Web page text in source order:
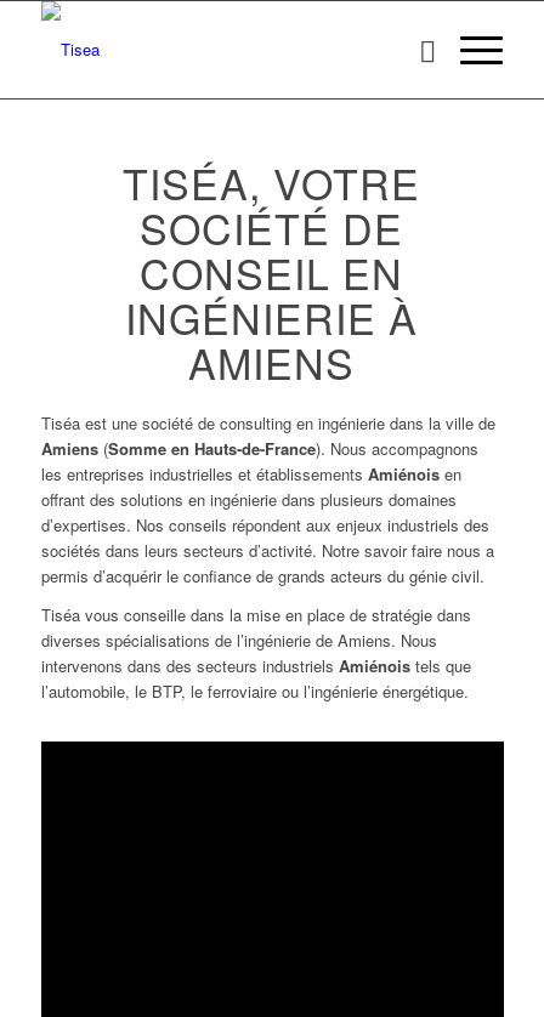
TISÉA, VOTRE
SOCIÉTÉ DE
CONSEIL EN
INGÉNIERIE À
AMIENS
Tiséa est une société de consulting en ingénierie dans la ville de
Amiens(Somme en Hauts-de-France). Nous accompagnons
les entreprises industrielles et établissements Amiénoisen
offrant des solutions en ingénierie dans plusieurs domaines
d’expertises. Nos conseils répondent aux enjeux industriels des
sociétés dans leurs secteurs d’activité. Notre savoir faire nous a
permis d’acquérir le confiance de grands acteurs du génie civil.
Tiséa vous conseille dans la mise en place de stratégie dans
diverses spécialisations de l’ingénierie de Amiens. Nous
intervenons dans des secteurs industriels Amiénoistels que
l’automobile, le BTP, le ferroviaire ou l’ingénierie énergétique.